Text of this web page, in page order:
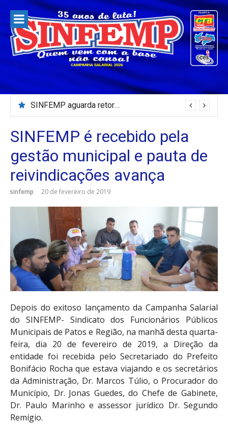
para
conteúdo
SINFEMP aguarda retorno as demandas dos servidores de Patos até dia 13 de agosto
SINFEMP é recebido pela
gestão municipal e pauta de
reivindicações avança
sinfemp 20 de fevereiro de 2019
Depois do exitoso lançamento da Campanha Salarial
do SINFEMP- Sindicato dos Funcionários Públicos
Municipais de Patos e Região, na manhã desta quarta-
feira, dia 20 de fevereiro de 2019, a Direção da
entidade foi recebida pelo Secretariado do Prefeito
Bonifácio Rocha que estava viajando e os secretários
da Administração, Dr. Marcos Túlio, o Procurador do
Município, Dr. Jonas Guedes, do Chefe de Gabinete,
Dr. Paulo Marinho e assessor jurídico Dr. Segundo
Remígio.